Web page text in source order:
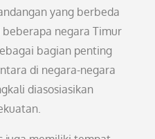
yang berbeda
negara Timur
bagian penting
di negara-negara
diasosiasikan